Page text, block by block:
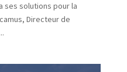
ses solutions pour la
Directeur de